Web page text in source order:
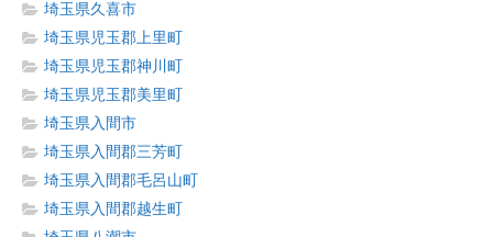
埼玉県久喜市
埼玉県児玉郡上里町
埼玉県児玉郡神川町
埼玉県児玉郡美里町
埼玉県入間市
埼玉県入間郡三芳町
埼玉県入間郡毛呂山町
埼玉県入間郡越生町